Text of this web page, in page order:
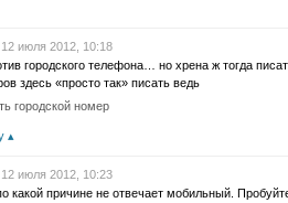
12 июля 2012, 10:18
городского телефона… но хрена ж тогда
здесь «просто так» писать ведь
городской номер
12 июля 2012, 10:23
какой причине не отвечает мобильный.